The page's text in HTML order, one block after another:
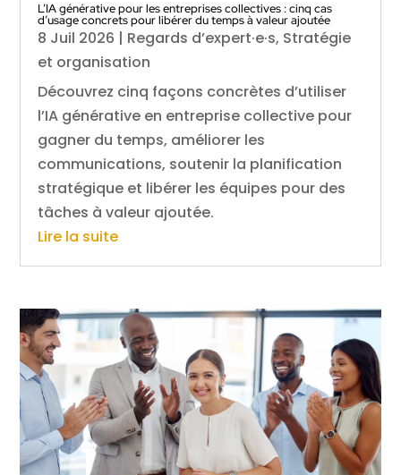
L’IA générative pour les entreprises collectives : cinq cas
d’usage concrets pour libérer du temps à valeur ajoutée
8 Juil 2026 | Regards d’expert·e·s, Stratégie
et organisation
Découvrez cinq façons concrètes d’utiliser
l’IA générative en entreprise collective pour
gagner du temps, améliorer les
communications, soutenir la planification
stratégique et libérer les équipes pour des
tâches à valeur ajoutée.
Lire la suite